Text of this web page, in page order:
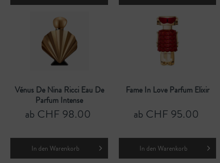
Vénus De Nina Ricci Eau De
Parfum Intense
ab CHF 98.00
In den Warenkorb
Fame In Love Parfum Elixir
ab CHF 95.00
In den Warenkorb